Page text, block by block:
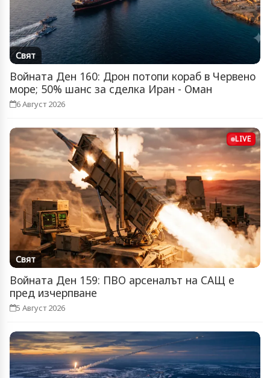
Свят
Войната Ден 160: Дрон потопи кораб в Червено
море; 50% шанс за сделка Иран - Оман
6 Август 2026
LIVE
Свят
Войната Ден 159: ПВО арсеналът на САЩ е
пред изчерпване
5 Август 2026